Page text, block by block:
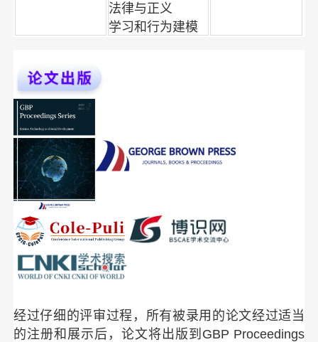
法律与正义
学习和行为建模
经过仔细的评审过程，所有被录用的论文经过适当
的注册和展示后，论文将出版到GBP Proceedings